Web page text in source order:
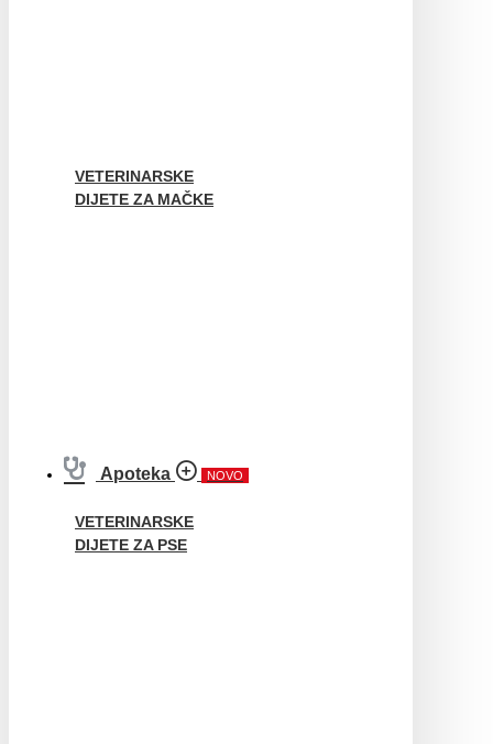
VETERINARSKE
DIJETE ZA MAČKE
Apoteka NOVO
VETERINARSKE
DIJETE ZA PSE